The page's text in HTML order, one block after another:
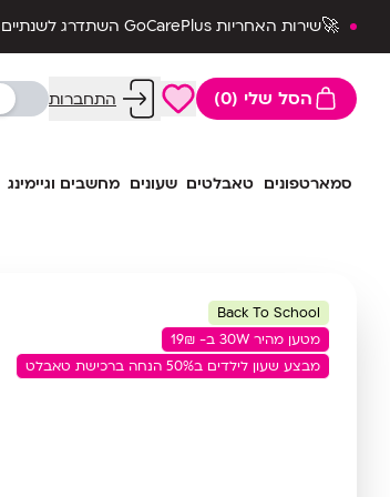
🚀שירות האחריות GoCarePlus השתדרג לשנתיים
שלמות🛡️
הסל שלי (0) התחברות
סמארטפונים טאבלטים שעונים מחשבים וגיימינג
Back To School
מטען מהיר 30W ב- 19₪
מבצע שעון לילדים ב50% הנחה ברכישת טאבלט